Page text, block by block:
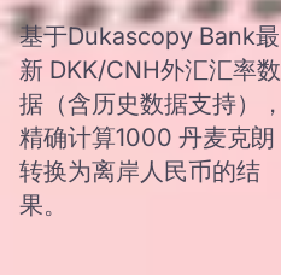
基于Dukascopy Bank最
新 DKK/CNH外汇汇率数
据（含历史数据支持），
精确计算1000 丹麦克朗
转换为离岸人民币的结
果。